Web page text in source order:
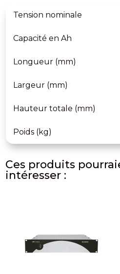
Tension nominale
Capacité en Ah
Longueur (mm)
Largeur (mm)
Hauteur totale (mm)
Poids (kg)
Ces produits
intéresser :